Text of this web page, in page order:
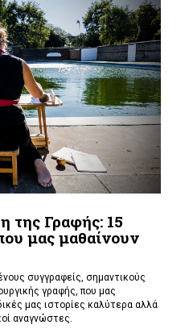
της Γραφής: 15
μας μαθαίνουν
συγγραφείς, σημαντικούς
γραφής, που μας
μας ιστορίες καλύτερα αλλά
αναγνώστες.